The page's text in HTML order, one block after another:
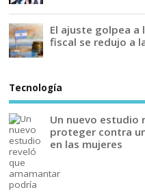
El ajuste golpea a
fiscal se redujo a
Tecnología
Un nuevo estudio
proteger contra
en las mujeres